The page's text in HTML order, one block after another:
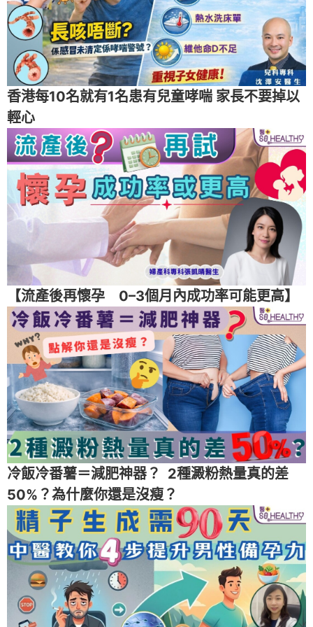
香港每10名就有1名患有兒童哮喘 家長不要掉以
輕心
【流產後再懷孕 0–3個月內成功率可能更高】
冷飯冷番薯＝減肥神器？ 2種澱粉熱量真的差
50%？為什麼你還是沒瘦？